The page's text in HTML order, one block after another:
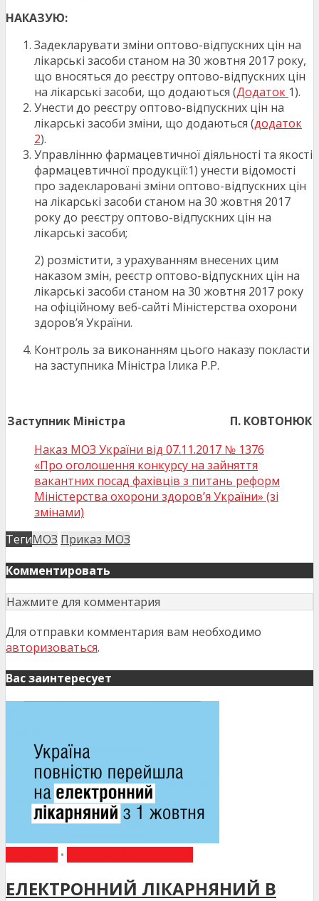
НАКАЗУЮ:
Задекларувати зміни оптово-відпускних цін на
лікарські засоби станом на 30 жовтня 2017 року,
що вносяться до реєстру оптово-відпускних цін
на лікарські засоби, що додаються (Додаток 1).
Унести до реєстру оптово-відпускних цін на
лікарські засоби зміни, що додаються (додаток
2).
Управлінню фармацевтичної діяльності та якості
фармацевтичної продукції:1) унести відомості
про задекларовані зміни оптово-відпускних цін
на лікарські засоби станом на 30 жовтня 2017
року до реєстру оптово-відпускних цін на
лікарські засоби;
2) розмістити, з урахуванням внесених цим
наказом змін, реєстр оптово-відпускних цін на
лікарські засоби станом на 30 жовтня 2017 року
на офіційному веб-сайті Міністерства охорони
здоров’я України.
Контроль за виконанням цього наказу покласти
на заступника Міністра Ілика Р.Р.
Заступник Міністра
П. КОВТОНЮК
Наказ МОЗ України від 07.11.2017 № 1376
«Про оголошення конкурсу на зайняття
вакантних посад фахівців з питань реформ
Міністерства охорони здоров’я України» (зі
змінами)
ТегиМОЗ Приказ МОЗ
Комментировать
Нажмите для комментария
Для отправки комментария вам необходимо
авторизоваться.
Вас заинтересует
•
ЕЛЕКТРОННИЙ ЛІКАРНЯНИЙ В